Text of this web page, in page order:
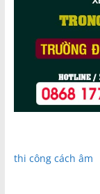
thi công cách âm